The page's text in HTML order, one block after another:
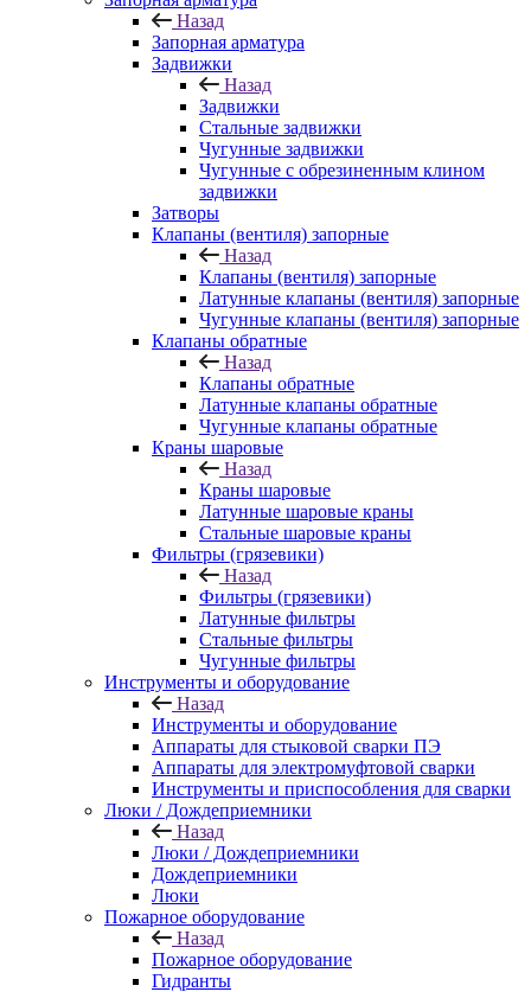
Назад
Запорная арматура
Задвижки
Назад
Задвижки
Стальные задвижки
Чугунные задвижки
Чугунные с обрезиненным клином
задвижки
Затворы
Клапаны (вентиля) запорные
Назад
Клапаны (вентиля) запорные
Латунные клапаны (вентиля) запорные
Чугунные клапаны (вентиля) запорные
Клапаны обратные
Назад
Клапаны обратные
Латунные клапаны обратные
Чугунные клапаны обратные
Краны шаровые
Назад
Краны шаровые
Латунные шаровые краны
Стальные шаровые краны
Фильтры (грязевики)
Назад
Фильтры (грязевики)
Латунные фильтры
Стальные фильтры
Чугунные фильтры
Инструменты и оборудование
Назад
Инструменты и оборудование
Аппараты для стыковой сварки ПЭ
Аппараты для электромуфтовой сварки
Инструменты и приспособления для сварки
Люки / Дождеприемники
Назад
Люки / Дождеприемники
Дождеприемники
Люки
Пожарное оборудование
Назад
Пожарное оборудование
Гидранты